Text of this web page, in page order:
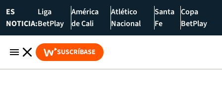
ES
NOTICIA:
Liga
BetPlay
América
de Cali
Atlético
Nacional
Santa
Fe
Copa
BetPlay
SUSCRÍBASE